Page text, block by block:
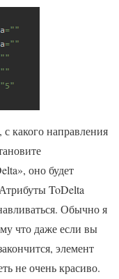
какого направления
оно будет
ToDelta
Обычно я
что даже если вы
элемент
не очень красиво.